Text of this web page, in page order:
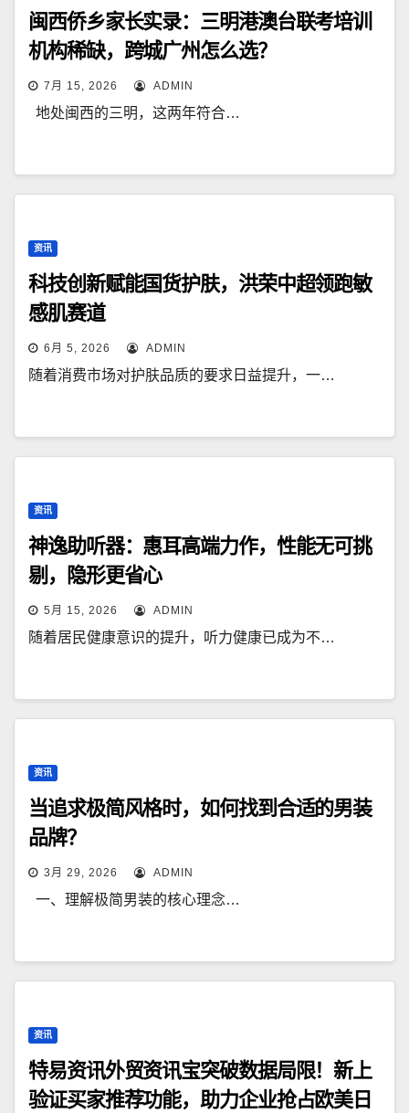
闽西侨乡家长实录：三明港澳台联考培训
机构稀缺，跨城广州怎么选？
7月 15, 2026 ADMIN
地处闽西的三明，这两年符合…
资讯
科技创新赋能国货护肤，洪荣中超领跑敏
感肌赛道
6月 5, 2026 ADMIN
随着消费市场对护肤品质的要求日益提升，一…
资讯
神逸助听器：惠耳高端力作，性能无可挑
剔，隐形更省心
5月 15, 2026 ADMIN
随着居民健康意识的提升，听力健康已成为不…
资讯
当追求极简风格时，如何找到合适的男装
品牌？
3月 29, 2026 ADMIN
一、理解极简男装的核心理念…
资讯
特易资讯外贸资讯宝突破数据局限！新上
验证买家推荐功能，助力企业抢占欧美日